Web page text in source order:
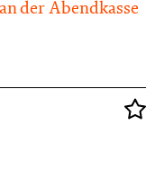
der Abendkasse